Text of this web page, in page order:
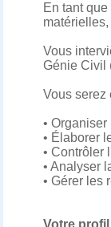
En tant
Vous
Génie Civil
Vous serez
•
• Élaborer
• Contrôler
• Analyser
• Gérer les
Votre profil